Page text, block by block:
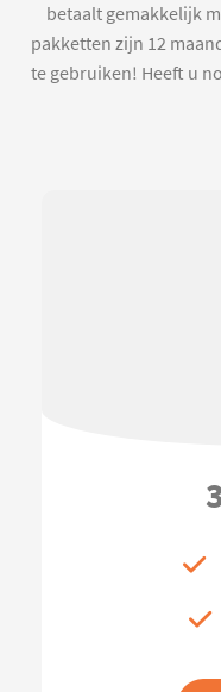
betaalt gemakkelijk
pakketten zijn 12
te gebruiken! Heeft u